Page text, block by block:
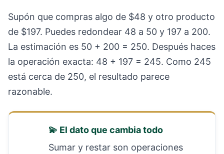
Supón que compras algo de $48 y otro producto
de $197. Puedes redondear 48 a 50 y 197 a 200.
La estimación es 50 + 200 = 250. Después haces
la operación exacta: 48 + 197 = 245. Como 245
está cerca de 250, el resultado parece
razonable.
💫 El dato que cambia todo
Sumar y restar son operaciones